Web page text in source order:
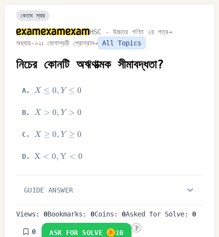
কেতাব স্যার
HSC - উচ্চতর গণিত ২য় পত্র→
অধ্যায়-০২ঃ যোগাশ্রয়ী প্রোগ্রাম→ All Topics
নিচের কোনটি অঋণাত্মক সীমাবদ্ধতা?
A.
X
0, Y
0
X ≤ 0, Y ≤ 0
B.
X>0,
X > 0, Y > 0
C.
X
0, Y
0
X ≥ 0, Y ≥ 0
D.
\MATHRM{X}
\MATHRM{Y}
<0
X < 0, Y < 0
GUIDE ANSWER
Views: 0Bookmarks: 0Coins: 0Asked for Solve: 0
0 ASK FOR SOLVE 10
?